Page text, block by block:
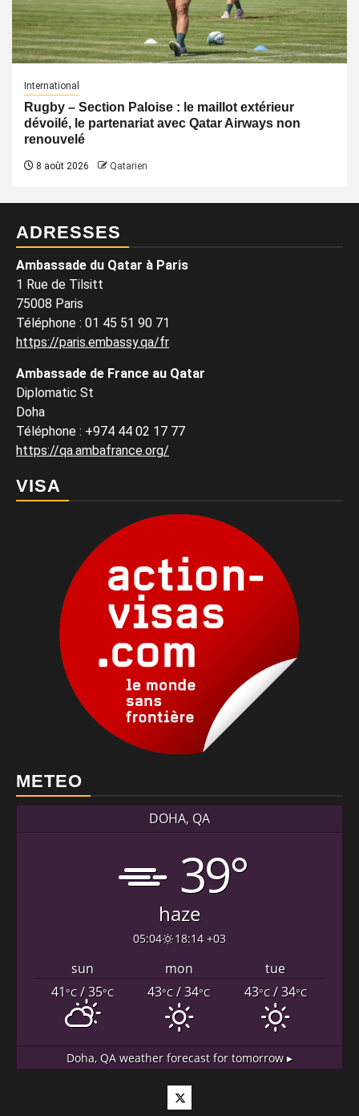
International
Rugby – Section Paloise : le maillot extérieur
dévoilé, le partenariat avec Qatar Airways non
renouvelé
8 août 2026 Qatarien
ADRESSES
Ambassade du Qatar à Paris
1 Rue de Tilsitt
75008 Paris
Téléphone : 01 45 51 90 71
https://paris.embassy.qa/fr
Ambassade de France au Qatar
Diplomatic St
Doha
Téléphone : +974 44 02 17 77
https://qa.ambafrance.org/
VISA
METEO
DOHA, QA
39°
haze
05:04 18:14 +03
sun mon
tue
41°C/ 35°C 43°C/ 34°C 43°C/ 34°C
Doha, QA weather forecast for tomorrow ▸
Twitter